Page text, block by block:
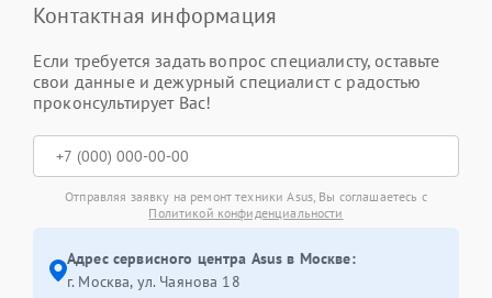
Контактная информация
Если требуется задать вопрос специалисту, оставьте
свои данные и дежурный специалист с радостью
проконсультирует Вас!
Отправляя заявку на ремонт техники Asus, Вы соглашаетесь с
Политикой конфиденциальности
Адрес сервисного центра Asus в Москве:
г. Москва, ул. Чаянова 18